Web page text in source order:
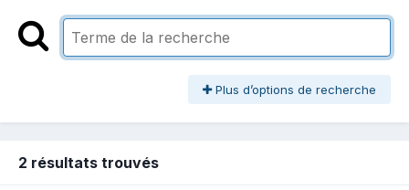
Plus d’options de recherche
2 résultats trouvés